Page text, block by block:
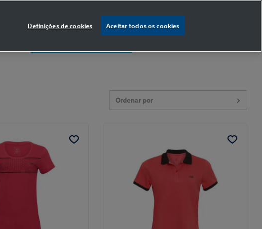
Ordenar por
Definições de cookies Aceitar todos os cookies